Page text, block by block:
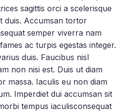
sagittis orci a scelerisque
duis. Accumsan tortor
semper viverra nam
ac turpis egestas integer.
duis. Faucibus nisl
non nisi est. Duis ut diam
massa. Iaculis eu non diam
Imperdiet dui accumsan sit
tempus iaculisconsequat